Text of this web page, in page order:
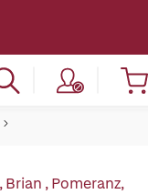
Brian ,Pomeranz,